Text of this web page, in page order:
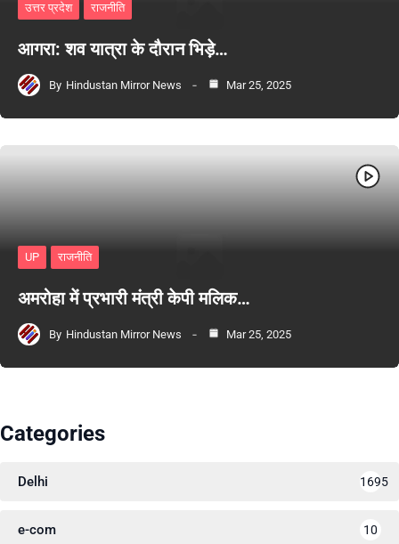
उत्तर प्रदेश राजनीति
आगरा: शव यात्रा के दौरान भिड़े…
By Hindustan Mirror News Mar 25, 2025
UP राजनीति
अमरोहा में प्रभारी मंत्री केपी मलिक…
By Hindustan Mirror News Mar 25, 2025
Categories
Delhi 1695
e-com 10